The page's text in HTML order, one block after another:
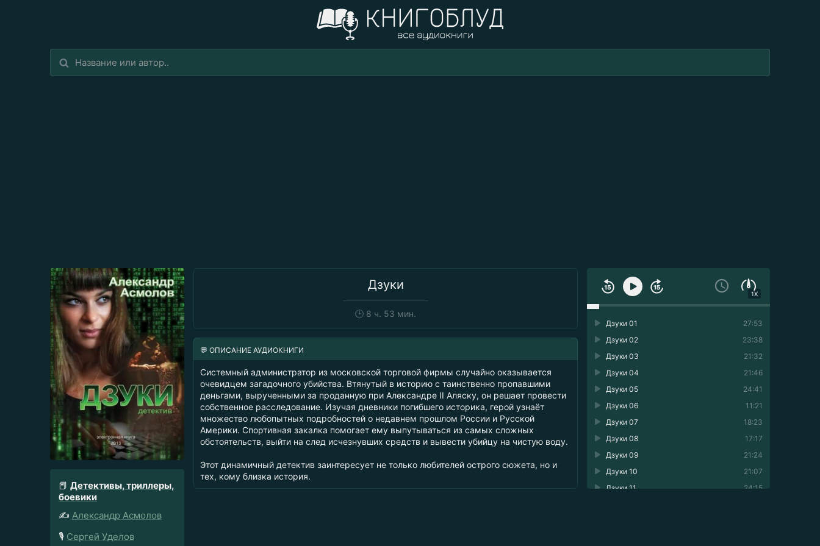
Дзуки
🕒 8 ч. 53 мин.
📕 Детективы, триллеры,
боевики
✍️ Александр Асмолов
🎙️ Сергей Уделов
1X
27:53
Дзуки 01
23:38
Дзуки 02
21:32
Дзуки 03
21:46
Дзуки 04
24:41
Дзуки 05
11:21
Дзуки 06
18:23
Дзуки 07
17:17
Дзуки 08
21:24
Дзуки 09
21:07
Дзуки 10
24:15
Дзуки 11
💬 ОПИСАНИЕ АУДИОКНИГИ
Системный администратор из московской торговой фирмы случайно оказывается
очевидцем загадочного убийства. Втянутый в историю с таинственно пропавшими
деньгами, вырученными за проданную при Александре II Аляску, он решает провести
собственное расследование. Изучая дневники погибшего историка, герой узнаёт
множество любопытных подробностей о недавнем прошлом России и Русской
Америки. Спортивная закалка помогает ему выпутываться из самых сложных
обстоятельств, выйти на след исчезнувших средств и вывести убийцу на чистую воду.
Этот динамичный детектив заинтересует не только любителей острого сюжета, но и
тех, кому близка история.